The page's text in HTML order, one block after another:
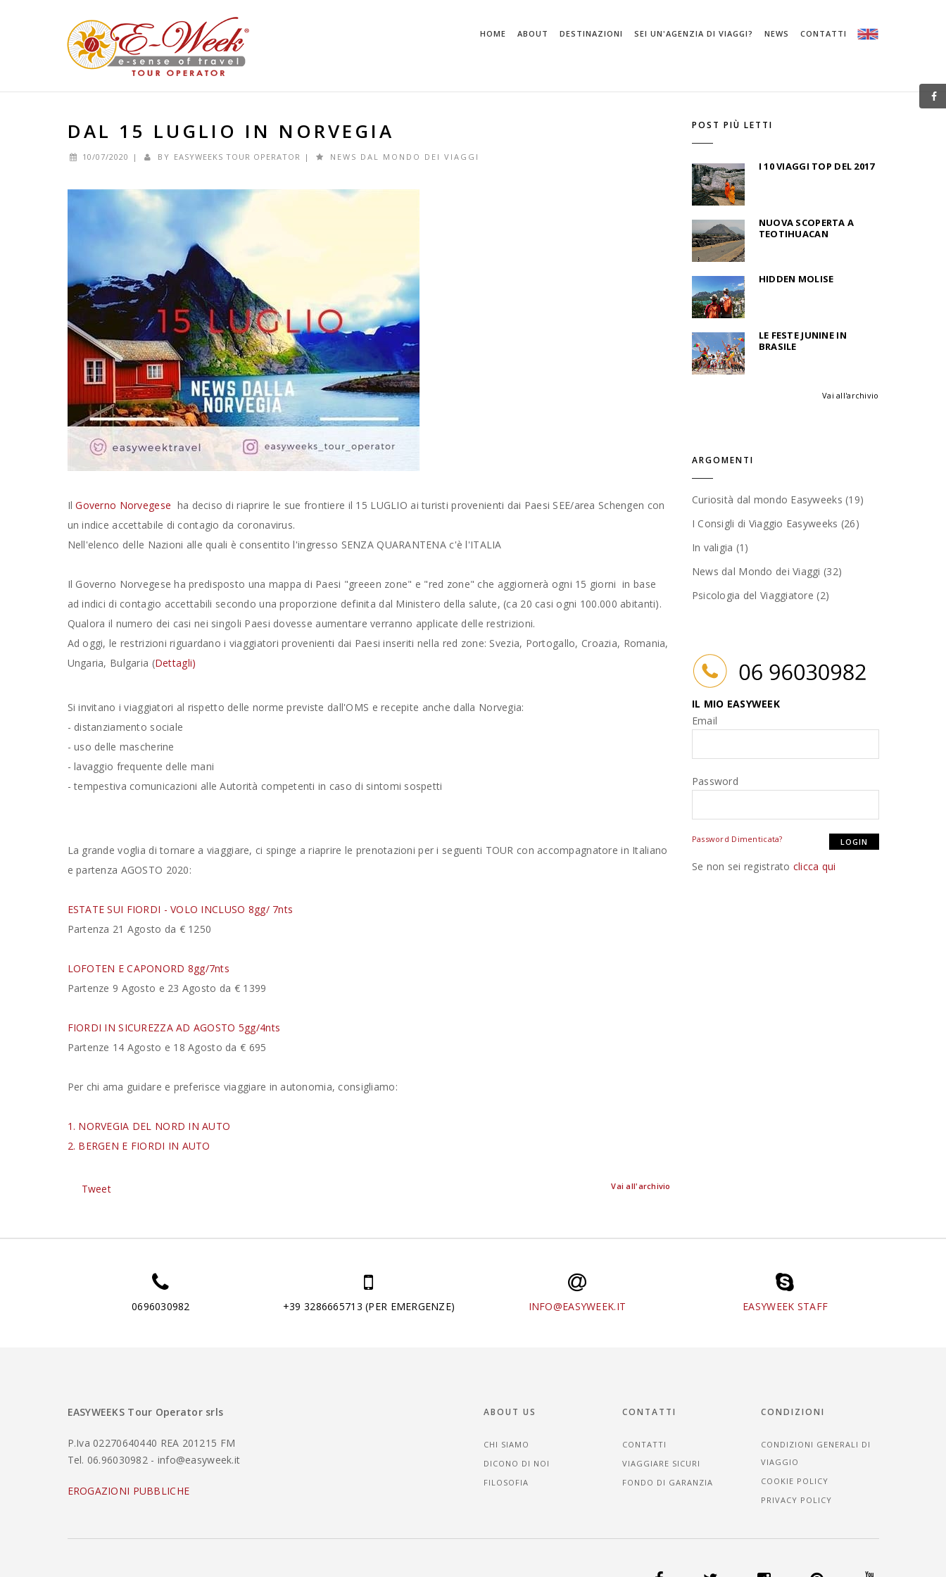
HOME ABOUT DESTINAZIONI SEI UN'AGENZIA DI VIAGGI? NEWS CONTATTI
DAL 15 LUGLIO IN NORVEGIA
10/07/2020 | BY EASYWEEKS TOUR OPERATOR | NEWS DAL MONDO DEI VIAGGI
IlGoverno Norvegese ha deciso di riaprire le sue frontiere il 15 LUGLIO ai turisti provenienti dai Paesi SEE/area Schengen con
un indice accettabile di contagio da coronavirus.
Nell'elenco delle Nazioni alle quali è consentito l'ingresso SENZA QUARANTENA c'è l'ITALIA
Il Governo Norvegese ha predisposto una mappa di Paesi "greeen zone" e "red zone" che aggiornerà ogni 15 giorni in base
ad indici di contagio accettabili secondo una proporzione definita dal Ministero della salute, (ca 20 casi ogni 100.000 abitanti).
Qualora il numero dei casi nei singoli Paesi dovesse aumentare verranno applicate delle restrizioni.
Ad oggi, le restrizioni riguardano i viaggiatori provenienti dai Paesi inseriti nella red zone: Svezia, Portogallo, Croazia, Romania,
Ungaria, Bulgaria (Dettagli)
Si invitano i viaggiatori al rispetto delle norme previste dall'OMS e recepite anche dalla Norvegia:
- distanziamento sociale
- uso delle mascherine
- lavaggio frequente delle mani
- tempestiva comunicazioni alle Autorità competenti in caso di sintomi sospetti
La grande voglia di tornare a viaggiare, ci spinge a riaprire le prenotazioni per i seguenti TOUR con accompagnatore in Italiano
e partenza AGOSTO 2020:
ESTATE SUI FIORDI - VOLO INCLUSO 8gg/ 7nts
Partenza 21 Agosto da € 1250
LOFOTEN E CAPONORD 8gg/7nts
Partenze 9 Agosto e 23 Agosto da € 1399
FIORDI IN SICUREZZA AD AGOSTO 5gg/4nts
Partenze 14 Agosto e 18 Agosto da € 695
Per chi ama guidare e preferisce viaggiare in autonomia, consigliamo:
1. NORVEGIA DEL NORD IN AUTO
2. BERGEN E FIORDI IN AUTO
Vai all'archivio
Tweet
POST PIÙ LETTI
I 10 VIAGGI TOP DEL 2017
NUOVA SCOPERTA A
TEOTIHUACAN
HIDDEN MOLISE
LE FESTE JUNINE IN
BRASILE
Vai all'archivio
ARGOMENTI
Curiosità dal mondo Easyweeks (19)
I Consigli di Viaggio Easyweeks (26)
In valigia (1)
News dal Mondo dei Viaggi (32)
Psicologia del Viaggiatore (2)
IL MIO EASYWEEK
Email
Password
Password Dimenticata?
Se non sei registrato clicca qui
0696030982 +39 3286665713 (PER EMERGENZE) INFO@EASYWEEK.IT EASYWEEK STAFF
EASYWEEKS Tour Operator srls
P.Iva 02270640440 REA 201215 FM
Tel. 06.96030982 - info@easyweek.it
EROGAZIONI PUBBLICHE
ABOUT US
CHI SIAMO
DICONO DI NOI
FILOSOFIA
CONTATTI
CONTATTI
VIAGGIARE SICURI
FONDO DI GARANZIA
CONDIZIONI
CONDIZIONI GENERALI DI
VIAGGIO
COOKIE POLICY
PRIVACY POLICY